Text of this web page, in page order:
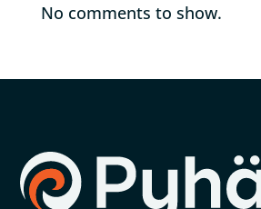
No comments to show.